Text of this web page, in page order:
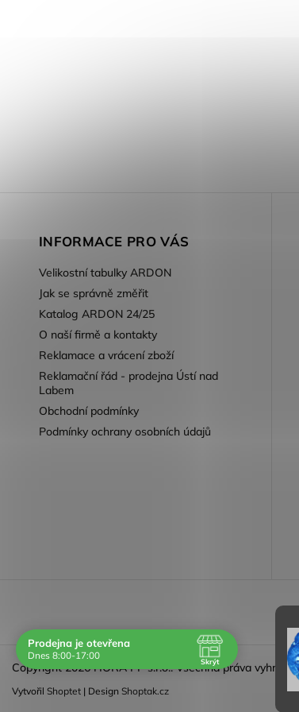
INFORMACE PRO VÁS
Velikostní tabulky ARDON
Jak se správně změřit
Katalog ARDON 24/25
O naší firmě a kontakty
Reklamace a vrácení zboží
Reklamační řád - prodejna Ústí nad
Labem
Obchodní podmínky
Podmínky ochrany osobních údajů
Copyright 2026HORA PP s.r.o.. Všechna práva
Vytvořil Shoptet | Design Shoptak.cz
Prodejna je otevřena
Dnes 8:00-17:00
Skrýt